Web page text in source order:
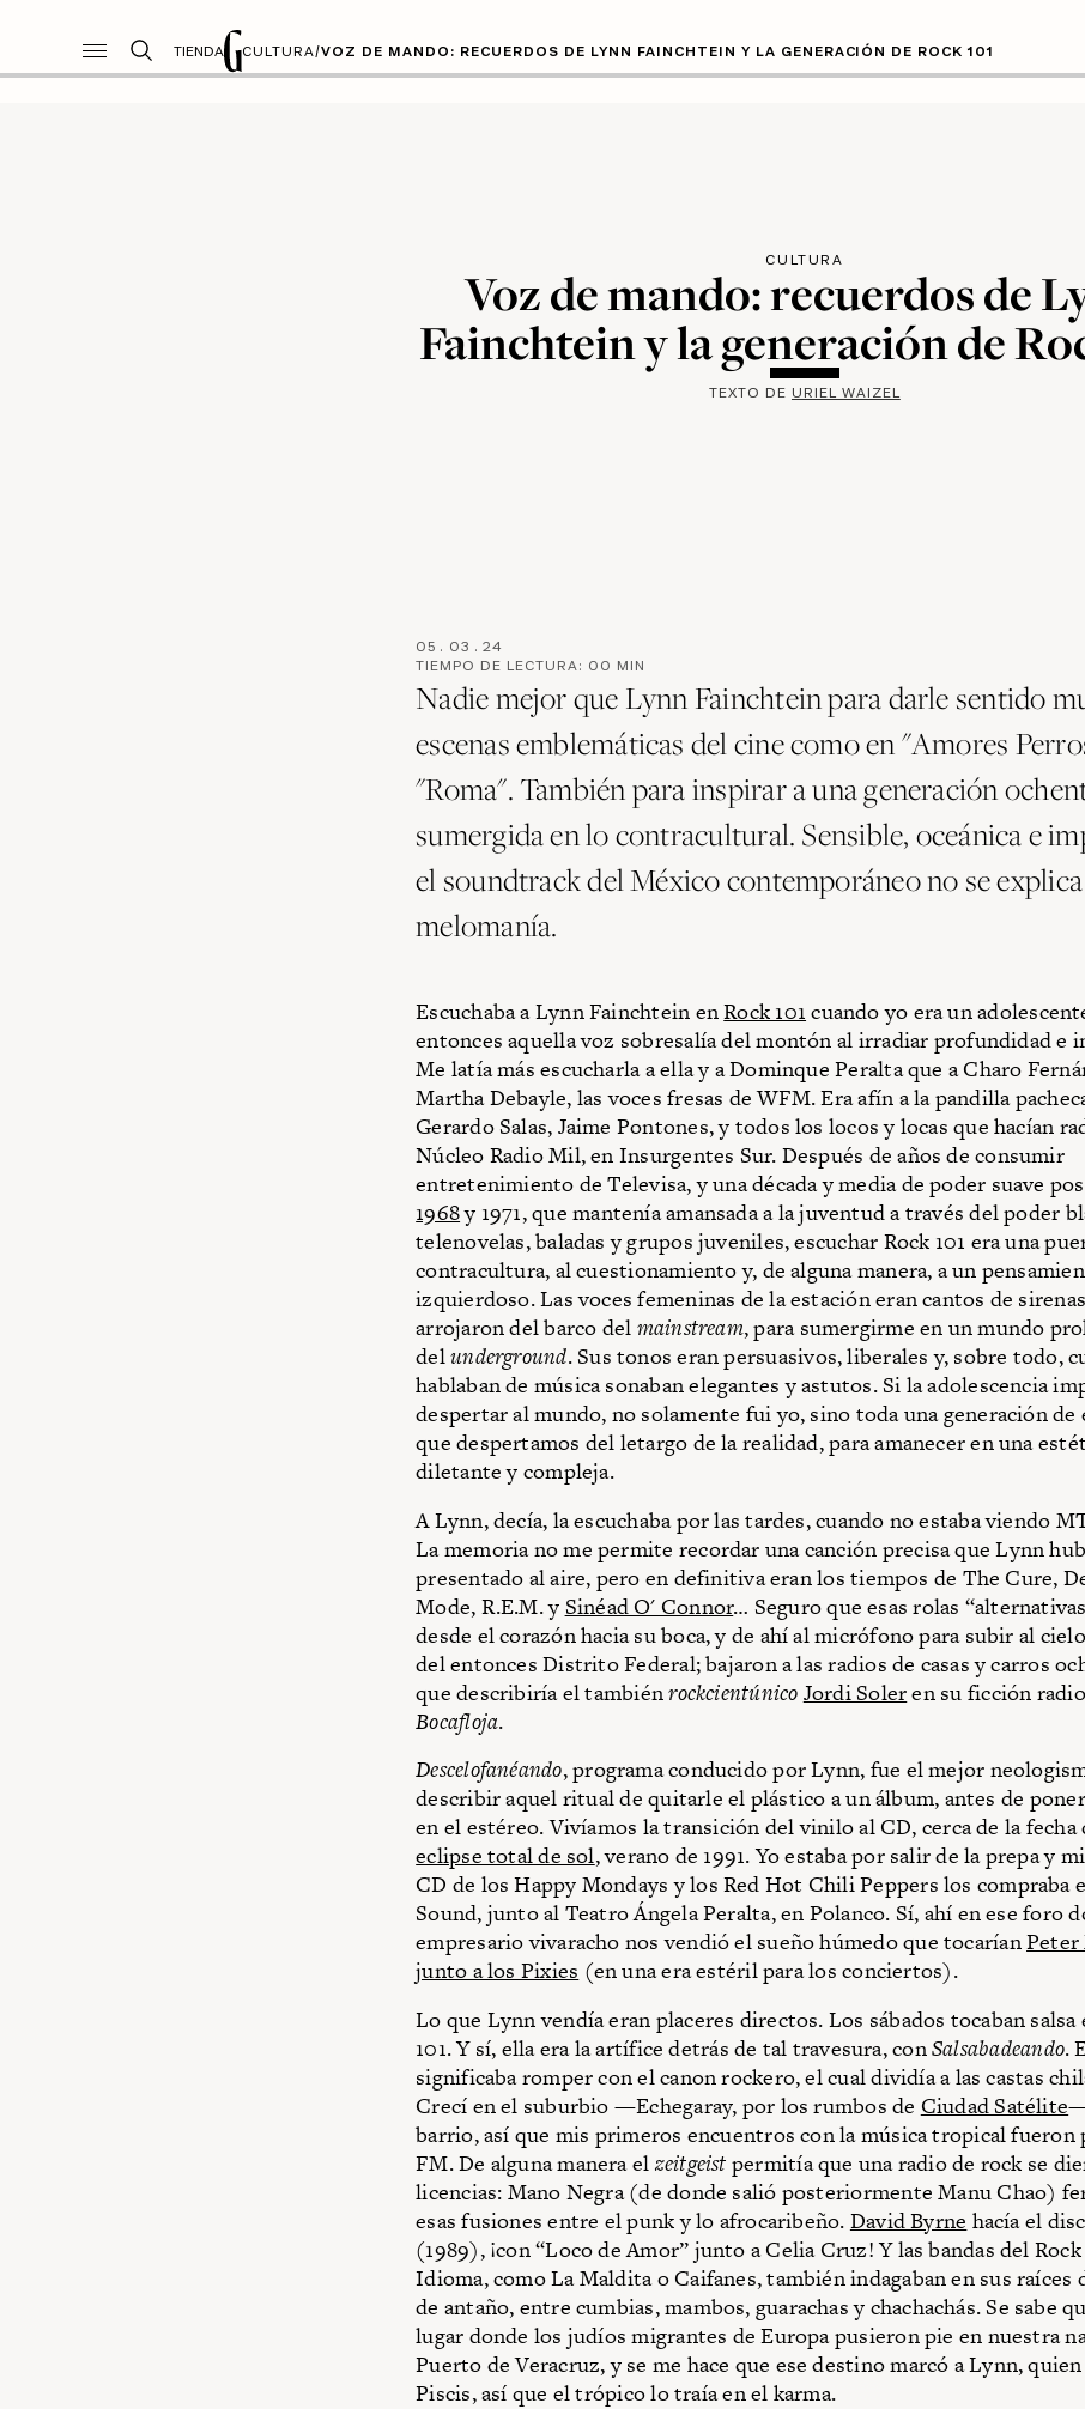
TIENDA CULTURA/VOZ DE MANDO: RECUERDOS DE LYNN FAINCHTEIN Y LA GENERACIÓN DE ROCK 101
CULTURA
Voz de mando: recuerdos de
Fainchtein y la generación de
TEXTO DE URIEL WAIZEL
05 . 03 . 24
TIEMPO DE LECTURA: 00 MIN
Nadie mejor que Lynn Fainchtein para darle sentido
escenas emblemáticas del cine como en "Amores
"Roma". También para inspirar a una generación
sumergida en lo contracultural. Sensible, oceánica e
el soundtrack del México contemporáneo no se
melomanía.
Escuchaba a Lynn Fainchtein enRock 101 cuando yo era un
entonces aquella voz sobresalía del montón al irradiar profundidad e
Me latía más escucharla a ella y a Dominque Peralta que a Charo
Martha Debayle, las voces fresas de WFM. Era afín a la pandilla
Gerardo Salas, Jaime Pontones, y todos los locos y locas que hacían
Núcleo Radio Mil, en Insurgentes Sur. Después de años de consumir
entretenimiento de Televisa, y una década y media de poder suave
1968y 1971, que mantenía amansada a la juventud a través del poder
telenovelas, baladas y grupos juveniles, escuchar Rock 101 era una
contracultura, al cuestionamiento y, de alguna manera, a un
izquierdoso. Las voces femeninas de la estación eran cantos de
arrojaron del barco del mainstream, para sumergirme en un mundo
delunderground. Sus tonos eran persuasivos, liberales y, sobre todo,
hablaban de música sonaban elegantes y astutos. Si la adolescencia
despertar al mundo, no solamente fui yo, sino toda una generación de
que despertamos del letargo de la realidad, para amanecer en una
diletante y compleja.
A Lynn, decía, la escuchaba por las tardes, cuando no estaba viendo
La memoria no me permite recordar una canción precisa que Lynn
presentado al aire, pero en definitiva eran los tiempos de The Cure,
Mode, R.E.M. y Sinéad O' Connor… Seguro que esas rolas
desde el corazón hacia su boca, y de ahí al micrófono para subir al cielo
del entonces Distrito Federal; bajaron a las radios de casas y carros
que describiría el tambiénrockcientúnico Jordi Soleren su ficción
Bocafloja.
Descelofanéando, programa conducido por Lynn, fue el mejor
describir aquel ritual de quitarle el plástico a un álbum, antes de
en el estéreo. Vivíamos la transición del vinilo al CD, cerca de la fecha
eclipse total de sol, verano de 1991. Yo estaba por salir de la prepa y
CD de los Happy Mondays y los Red Hot Chili Peppers los compraba
Sound, junto al Teatro Ángela Peralta, en Polanco. Sí, ahí en ese foro
empresario vivaracho nos vendió el sueño húmedo que tocarían
junto a los Pixies (en una era estéril para los conciertos).
Lo que Lynn vendía eran placeres directos. Los sábados tocaban salsa
101. Y sí, ella era la artífice detrás de tal travesura, conSalsabadeando.
significaba romper con el canon rockero, el cual dividía a las castas
Crecí en el suburbio —Echegaray, por los rumbos de Ciudad Satélite
barrio, así que mis primeros encuentros con la música tropical fueron
FM. De alguna manera el zeitgeist permitía que una radio de rock se
licencias: Mano Negra (de donde salió posteriormente Manu Chao)
esas fusiones entre el punk y lo afrocaribeño. David Byrne hacía el
(1989), ¡con “Loco de Amor” junto a Celia Cruz! Y las bandas del
Idioma, como La Maldita o Caifanes, también indagaban en sus raíces
de antaño, entre cumbias, mambos, guarachas y chachachás. Se sabe
lugar donde los judíos migrantes de Europa pusieron pie en nuestra
Puerto de Veracruz, y se me hace que ese destino marcó a Lynn, quien
Piscis, así que el trópico lo traía en el karma.